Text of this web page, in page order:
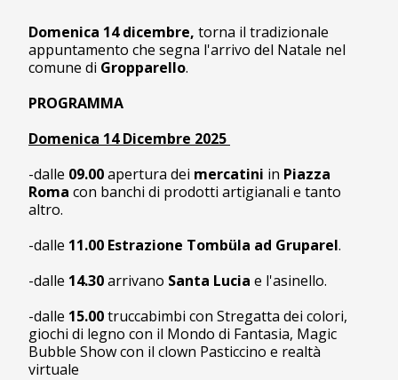
Domenica 14 dicembre, torna il tradizionale
appuntamento che segna l'arrivo del Natale nel
comune di Gropparello.
PROGRAMMA
Domenica 14 Dicembre 2025
-dalle 09.00apertura dei mercatini in Piazza
Roma con banchi di prodotti artigianali e tanto
altro.
-dalle 11.00 Estrazione Tombüla ad Gruparel.
-dalle 14.30arrivano Santa Lucia e l'asinello.
-dalle 15.00truccabimbi con Stregatta dei colori,
giochi di legno con il Mondo di Fantasia, Magic
Bubble Show con il clown Pasticcino e realtà
virtuale